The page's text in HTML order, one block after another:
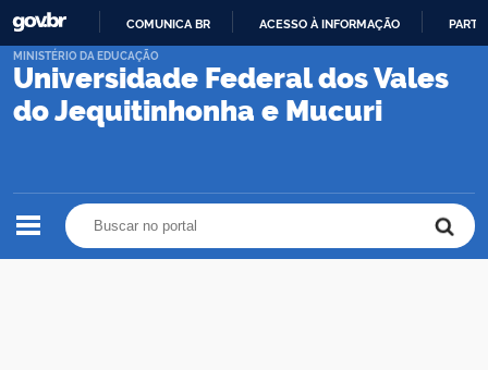
PARA
CONTEÚDO
COMUNICA BR ACESSO À INFORMAÇÃO
Universidade Federal dos Vales
do Jequitinhonha e Mucuri
MINISTÉRIO DA EDUCAÇÃO